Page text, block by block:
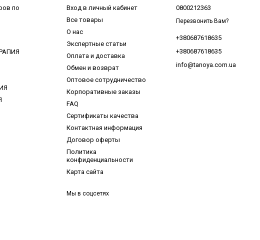
по
Вход в личный кабинет
Все товары
О нас
Экспертные статьи
Оплата и доставка
Обмен и возврат
Оптовое сотрудничество
Корпоративные заказы
FAQ
Сертификаты качества
Контактная информация
Договор оферты
Политика
конфиденциальности
Карта сайта
Мы в соцсетях
0800212363
Перезвонить Вам?
+380687618635
+380687618635
info@tanoya.com.ua